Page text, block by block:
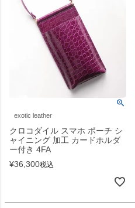
exotic leather
クロコダイル スマホ ポーチ シ
ャイニング 加工 カードホルダ
ー付き 4FA
¥36,300税込